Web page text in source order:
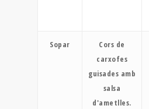
Sopar
Cors de
carxofes
guisades amb
salsa
d'ametlles.